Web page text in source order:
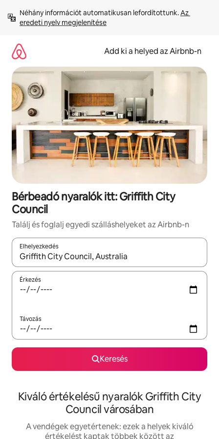
tartalomra
Néhány információt automatikusan lefordítottunk. Az
eredeti nyelv megjelenítése
Add ki a helyed az Airbnb-n
Bérbeadó nyaralók itt: Griffith City
Council
Találj és foglalj egyedi szálláshelyeket az Airbnb-n
Elhelyezkedés
Az eredmények között a felfelé és a lefelé nyíllal
Érkezés
Távozás
Keresés
Kiváló értékelésű nyaralók Griffith City
Council városában
A vendégek egyetértenek: ezek a helyek kiváló
értékelést kaptak többek között az